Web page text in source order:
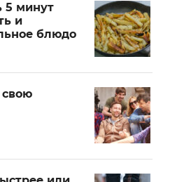
5 минут
и
блюдо
свою